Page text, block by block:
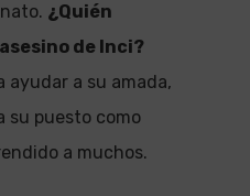
¿Quién
de Inci?
ayudar a su amada,
su puesto como
a muchos.